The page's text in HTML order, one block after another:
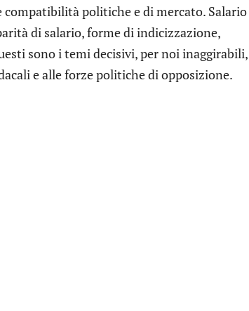
politiche e di mercato. Salario
di salario, forme di indicizzazione,
sono i temi decisivi, per noi inaggirabili,
e alle forze politiche di opposizione.